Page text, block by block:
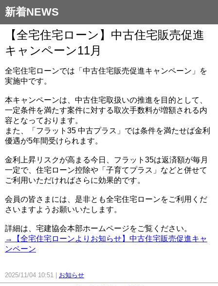
新着NEWS
【全宅住宅ローン】中古住宅販売促進
キャンペーン11月
全宅住宅ローンでは「中古住宅販売促進キャンペーン」を
実施中です。
本キャンペーンは、中古住宅取扱いの推進を目的として、
一定条件を満たす案件に対する取次手数料が増額される内
容となっております。
また、「フラット35 中古プラス」では条件を満たせば金利
優遇が5年間受けられます。
金利上昇リスクが高まる今日、フラット35は返済額が毎月
一定で、住宅ローン控除や「子育てプラス」などと併せて
ご利用いただければさらに効果的です。
会員の皆さまには、是非とも全宅住宅ローンをご利用くだ
さいますようお願いいたします。
詳細は、宅建協会本部ホームページをご覧ください。
→【全宅住宅ローンよりお知らせ】中古住宅販売促進キャ
ンペーン
2025/11/04 10:51 お知らせ